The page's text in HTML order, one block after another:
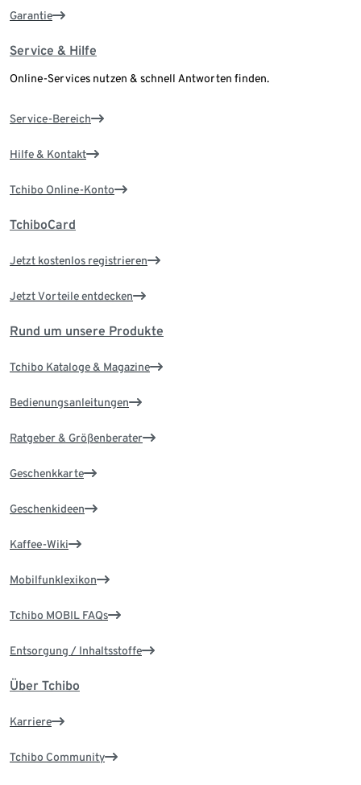
Garantie
Service & Hilfe
Online-Services nutzen & schnell Antworten finden.
Service-Bereich
Hilfe & Kontakt
Tchibo Online-Konto
TchiboCard
Jetzt kostenlos registrieren
Jetzt Vorteile entdecken
Rund um unsere Produkte
Tchibo Kataloge & Magazine
Bedienungsanleitungen
Ratgeber & Größenberater
Geschenkkarte
Geschenkideen
Kaffee-Wiki
Mobilfunklexikon
Tchibo MOBIL FAQs
Entsorgung / Inhaltsstoffe
Über Tchibo
Karriere
Tchibo Community